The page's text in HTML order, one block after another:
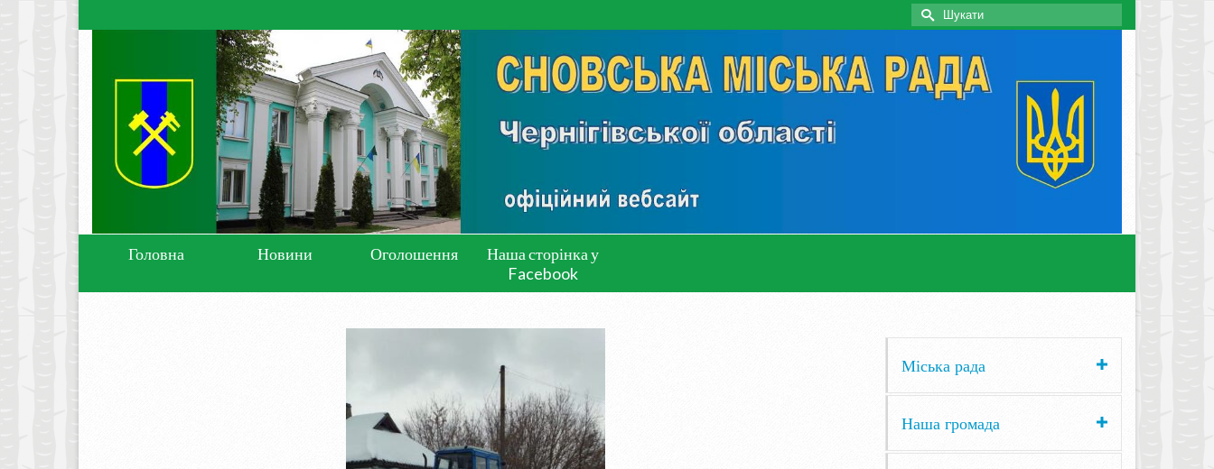
Search
for:
Головна Новини Оголошення
Наша сторінка у
Facebook
Міська рада
Наша громада